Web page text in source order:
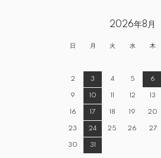
2026年8月
日 月 火 水 木
2 3 4 5 6
9 10 11 12 13
16 17 18 19 20
23 24 25 26 27
30 31